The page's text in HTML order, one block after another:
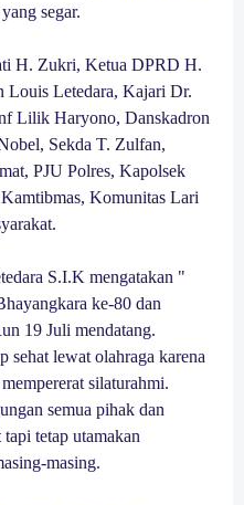
segar.
H. Zukri, Ketua DPRD H.
Louis Letedara, Kajari Dr.
Lilik Haryono, Danskadron
Sekda T. Zulfan,
PJU Polres, Kapolsek
Komunitas Lari
S.I.K mengatakan "
ke-80 dan
19 Juli mendatang.
sehat lewat olahraga karena
silaturahmi.
semua pihak dan
tapi tetap utamakan
masing.